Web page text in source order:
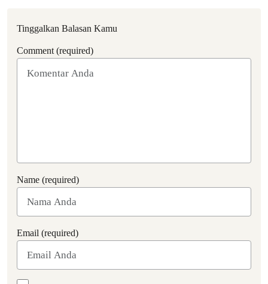
Tinggalkan Balasan Kamu
Comment (required)
Name (required)
Email (required)